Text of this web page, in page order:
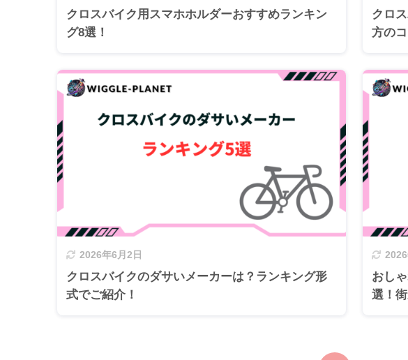
クロスバイク用スマホホルダーおすすめランキン
グ8選！
クロ
方の
2026年6月2日
クロスバイクのダサいメーカーは？ランキング形
式でご紹介！
おし
選！